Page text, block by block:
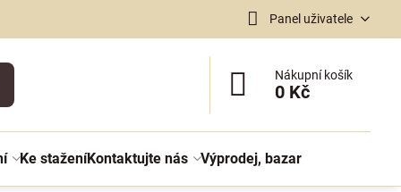
Panel uživatele
Nákupní košík
0 Kč
Ke staženíKontaktujte nás Výprodej, bazar